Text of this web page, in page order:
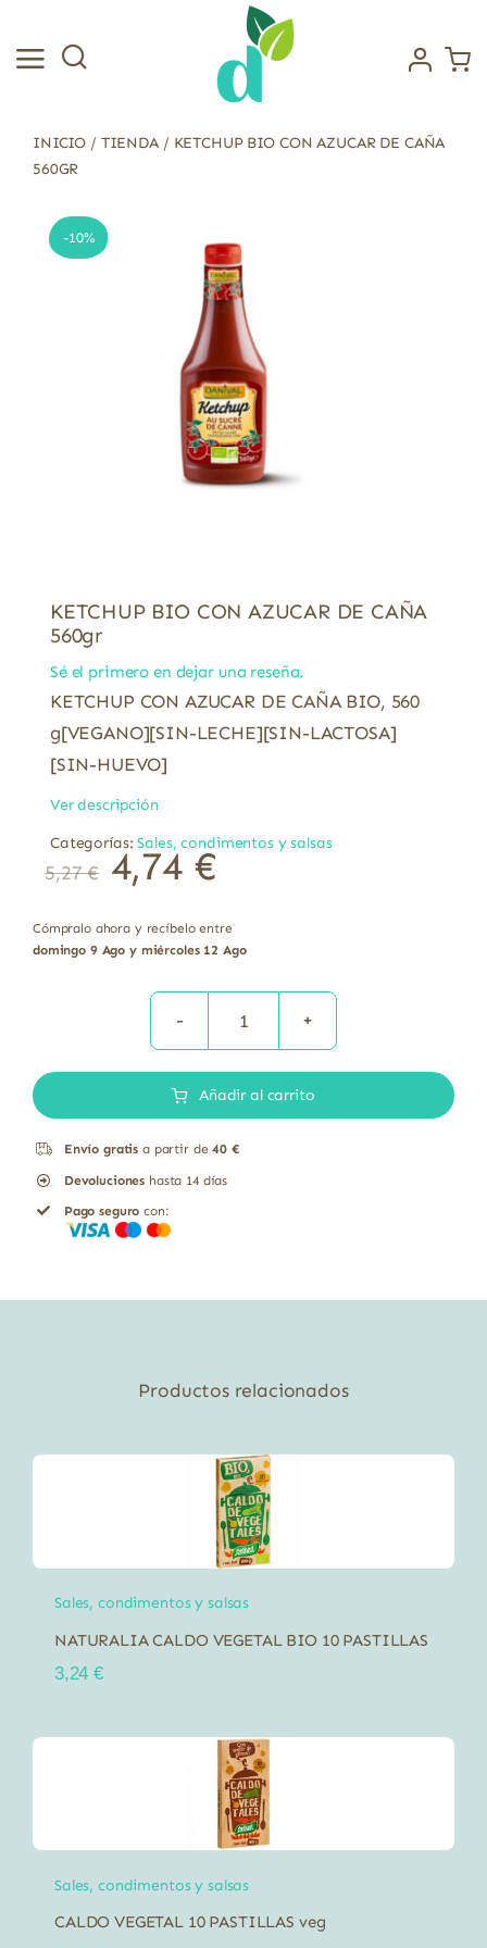
contenido
INICIO / TIENDA/ KETCHUP BIO CON AZUCAR DE CAÑA
560GR
-10%
KETCHUP BIO CON AZUCAR DE CAÑA
560gr
Sé el primero en dejar una reseña.
KETCHUP CON AZUCAR DE CAÑA BIO, 560
g[VEGANO][SIN-LECHE][SIN-LACTOSA]
[SIN-HUEVO]
Ver descripción
Categorías:Sales, condimentos y salsas
5,27€ 4,74 €
Cómpralo ahora y recíbelo entre
domingo 9 Ago y miércoles 12 Ago
KETCHUP
CON
Añadir al carrito
Envío gratis a partir de40 €
Devoluciones hasta 14 días
Pago seguro con:
Productos relacionados
Sales, condimentos y salsas
NATURALIA CALDO VEGETAL BIO 10 PASTILLAS
3,24€
Sales, condimentos y salsas
CALDO VEGETAL 10 PASTILLAS veg